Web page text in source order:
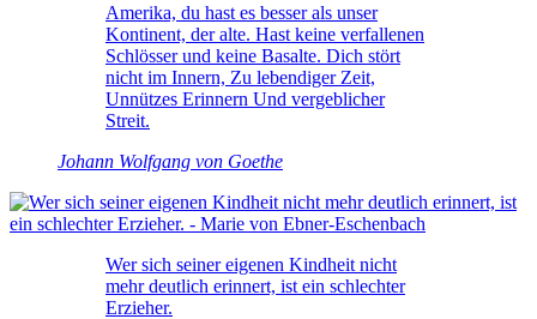
Amerika, du hast es besser als unser
Kontinent, der alte. Hast keine verfallenen
Schlösser und keine Basalte. Dich stört
nicht im Innern, Zu lebendiger Zeit,
Unnützes Erinnern Und vergeblicher
Streit.
Johann Wolfgang von Goethe
Wer sich seiner eigenen Kindheit nicht
mehr deutlich erinnert, ist ein schlechter
Erzieher.